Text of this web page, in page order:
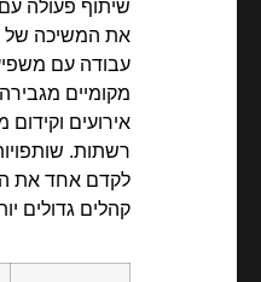
שיתוף פעולה
את המשיכה של
עבודה עם
מקומיים
אירועים
רשתות.
לקדם אחד את
קהלים גדולים